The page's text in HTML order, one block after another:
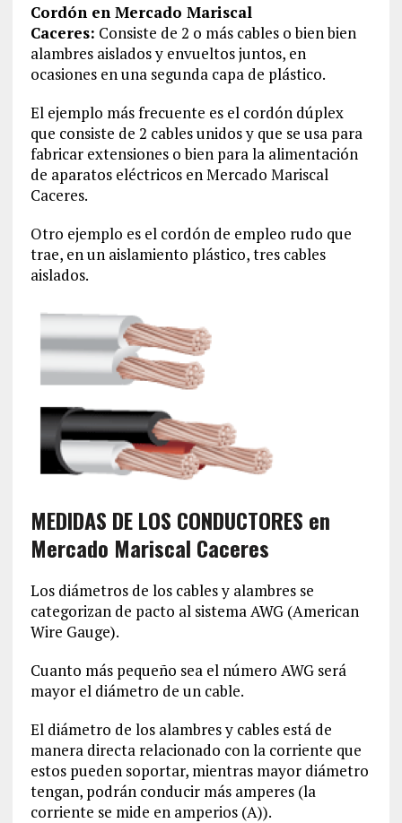
Cordón en Mercado Mariscal
Caceres: Consiste de 2 o más cables o bien bien
alambres aislados y envueltos juntos, en
ocasiones en una segunda capa de plástico.
El ejemplo más frecuente es el cordón dúplex
que consiste de 2 cables unidos y que se usa para
fabricar extensiones o bien para la alimentación
de aparatos eléctricos en Mercado Mariscal
Caceres.
Otro ejemplo es el cordón de empleo rudo que
trae, en un aislamiento plástico, tres cables
aislados.
MEDIDAS DE LOS CONDUCTORES en
Mercado Mariscal Caceres
Los diámetros de los cables y alambres se
categorizan de pacto al sistema AWG (American
Wire Gauge).
Cuanto más pequeño sea el número AWG será
mayor el diámetro de un cable.
El diámetro de los alambres y cables está de
manera directa relacionado con la corriente que
estos pueden soportar, mientras mayor diámetro
tengan, podrán conducir más amperes (la
corriente se mide en amperios (A)).